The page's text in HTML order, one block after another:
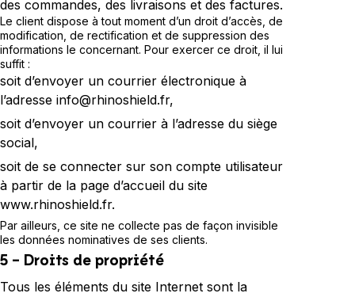
des commandes, des livraisons et des factures.
Le client dispose à tout moment d’un droit d’accès, de
modification, de rectification et de suppression des
informations le concernant. Pour exercer ce droit, il lui
suffit :
soit d’envoyer un courrier électronique à
l’adresse info@rhinoshield.fr,
soit d’envoyer un courrier à l’adresse du siège
social,
soit de se connecter sur son compte utilisateur
à partir de la page d’accueil du site
www.rhinoshield.fr.
Par ailleurs, ce site ne collecte pas de façon invisible
les données nominatives de ses clients.
5 - Droits de propriété
Tous les éléments du site Internet sont la